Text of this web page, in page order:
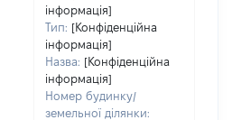
інформація]
Тип: [Конфіденційна
інформація]
Назва: [Конфіденційна
інформація]
Номер будинку/
земельної ділянки: